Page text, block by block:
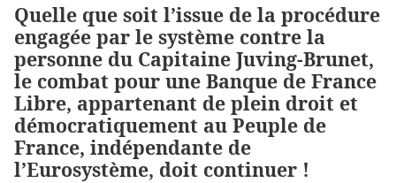
Quelle que soit l’issue de la procédure
engagée par le système contre la
personne du Capitaine Juving-Brunet,
le combat pour une Banque de France
Libre, appartenant de plein droit et
démocratiquement au Peuple de
France, indépendante de
l’Eurosystème, doit continuer !